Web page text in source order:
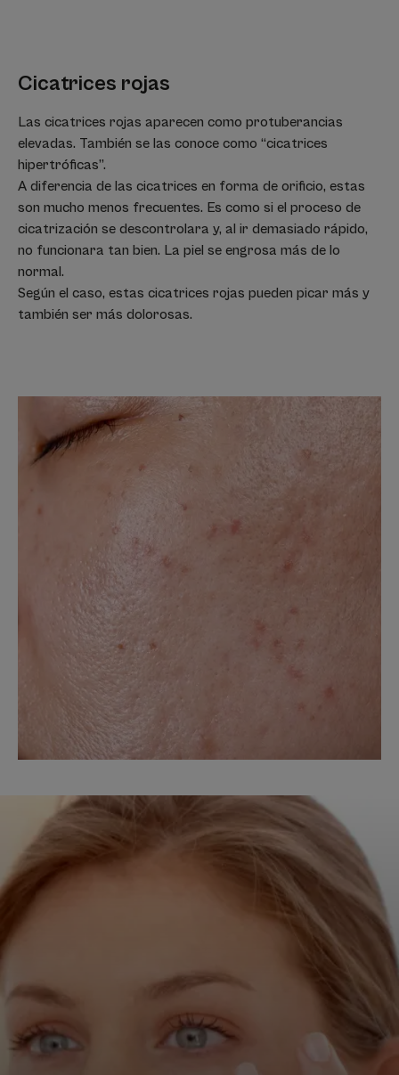
Cicatrices rojas
Las cicatrices rojas aparecen como protuberancias
elevadas. También se las conoce como “cicatrices
hipertróficas”.
A diferencia de las cicatrices en forma de orificio, estas
son mucho menos frecuentes. Es como si el proceso de
cicatrización se descontrolara y, al ir demasiado rápido,
no funcionara tan bien. La piel se engrosa más de lo
normal.
Según el caso, estas cicatrices rojas pueden picar más y
también ser más dolorosas.